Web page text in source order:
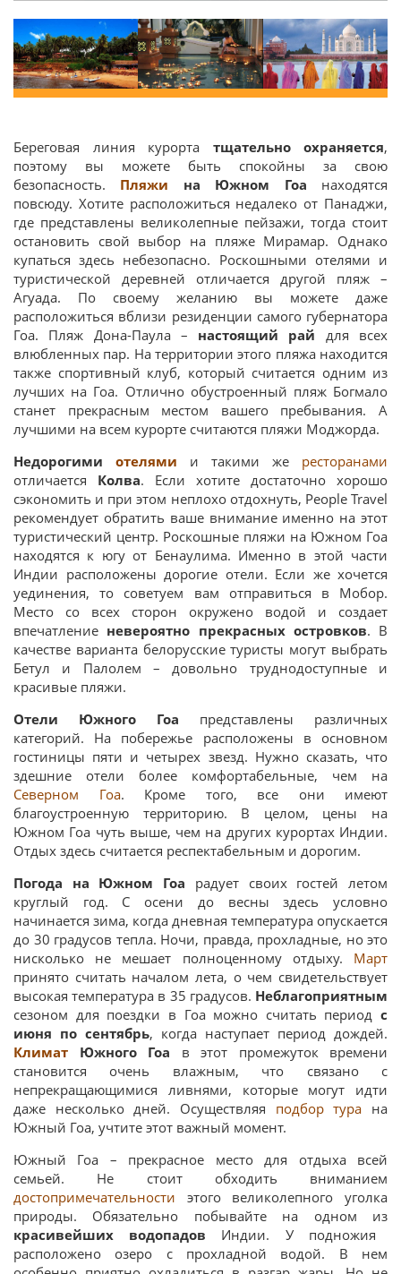
Береговая линия курорта тщательно охраняется,
поэтому вы можете быть спокойны за свою
безопасность. Пляжи на Южном Гоа находятся
повсюду. Хотите расположиться недалеко от Панаджи,
где представлены великолепные пейзажи, тогда стоит
остановить свой выбор на пляже Мирамар. Однако
купаться здесь небезопасно. Роскошными отелями и
туристической деревней отличается другой пляж –
Агуада. По своему желанию вы можете даже
расположиться вблизи резиденции самого губернатора
Гоа. Пляж Дона-Паула – настоящий рай для всех
влюбленных пар. На территории этого пляжа находится
также спортивный клуб, который считается одним из
лучших на Гоа. Отлично обустроенный пляж Богмало
станет прекрасным местом вашего пребывания. А
лучшими на всем курорте считаются пляжи Моджорда.
Недорогими отелями и такими же ресторанами
отличается Колва. Если хотите достаточно хорошо
сэкономить и при этом неплохо отдохнуть, People Travel
рекомендует обратить ваше внимание именно на этот
туристический центр. Роскошные пляжи на Южном Гоа
находятся к югу от Бенаулима. Именно в этой части
Индии расположены дорогие отели. Если же хочется
уединения, то советуем вам отправиться в Мобор.
Место со всех сторон окружено водой и создает
впечатление невероятно прекрасных островков. В
качестве варианта белорусские туристы могут выбрать
Бетул и Палолем – довольно труднодоступные и
красивые пляжи.
Отели Южного Гоа представлены различных
категорий. На побережье расположены в основном
гостиницы пяти и четырех звезд. Нужно сказать, что
здешние отели более комфортабельные, чем на
Северном Гоа. Кроме того, все они имеют
благоустроенную территорию. В целом, цены на
Южном Гоа чуть выше, чем на других курортах Индии.
Отдых здесь считается респектабельным и дорогим.
Погода на Южном Гоа радует своих гостей летом
круглый год. С осени до весны здесь условно
начинается зима, когда дневная температура опускается
до 30 градусов тепла. Ночи, правда, прохладные, но это
нисколько не мешает полноценному отдыху. Март
принято считать началом лета, о чем свидетельствует
высокая температура в 35 градусов. Неблагоприятным
сезоном для поездки в Гоа можно считать период с
июня по сентябрь, когда наступает период дождей.
Климат Южного Гоа в этот промежуток времени
становится очень влажным, что связано с
непрекращающимися ливнями, которые могут идти
даже несколько дней. Осуществляя подбор тура на
Южный Гоа, учтите этот важный момент.
Южный Гоа – прекрасное место для отдыха всей
семьей. Не стоит обходить вниманием
достопримечательности этого великолепного уголка
природы. Обязательно побывайте на одном из
красивейших водопадов Индии. У подножия
расположено озеро с прохладной водой. В нем